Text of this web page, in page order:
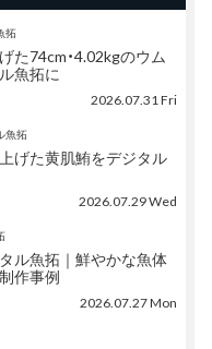
拓
た74cm・4.02kgのウム
魚拓に
2026.07.31 Fri
魚拓
げた黄肌鮪をデジタル
2026.07.29 Wed
ル魚拓｜鮮やかな魚体
作事例
2026.07.27 Mon